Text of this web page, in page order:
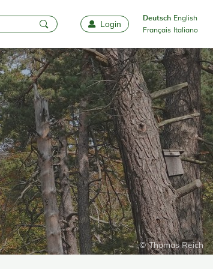
FavoritenLogin
Deutsch English
Français
Italiano
© Thomas Reich